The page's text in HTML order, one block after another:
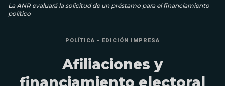
La ANR evaluará la solicitud de un préstamo para el financiamiento
político
POLÍTICA - EDICIÓN IMPRESA
Afiliaciones y